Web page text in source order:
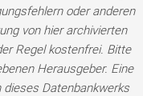
oder anderen
von hier archivierten
Regel kostenfrei. Bitte
Herausgeber. Eine
Datenbankwerks